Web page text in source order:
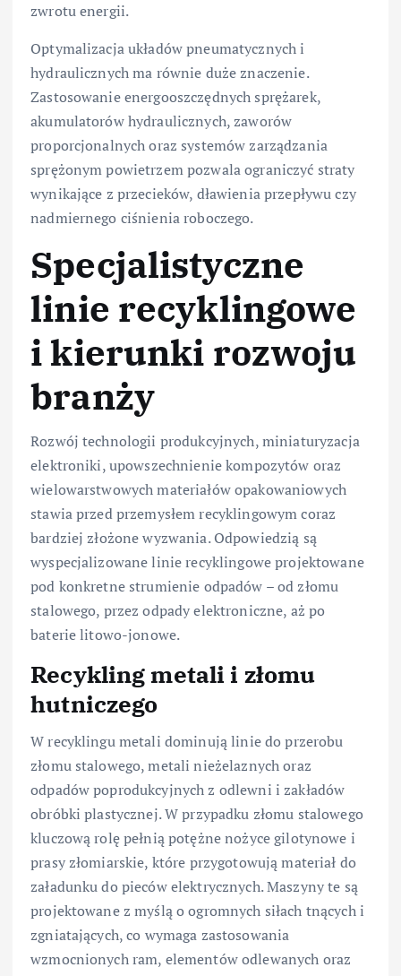
zwrotu energii.
Optymalizacja układów pneumatycznych i
hydraulicznych ma równie duże znaczenie.
Zastosowanie energooszczędnych sprężarek,
akumulatorów hydraulicznych, zaworów
proporcjonalnych oraz systemów zarządzania
sprężonym powietrzem pozwala ograniczyć straty
wynikające z przecieków, dławienia przepływu czy
nadmiernego ciśnienia roboczego.
Specjalistyczne
linie recyklingowe
i kierunki rozwoju
branży
Rozwój technologii produkcyjnych, miniaturyzacja
elektroniki, upowszechnienie kompozytów oraz
wielowarstwowych materiałów opakowaniowych
stawia przed przemysłem recyklingowym coraz
bardziej złożone wyzwania. Odpowiedzią są
wyspecjalizowane linie recyklingowe projektowane
pod konkretne strumienie odpadów – od złomu
stalowego, przez odpady elektroniczne, aż po
baterie litowo-jonowe.
Recykling metali i złomu
hutniczego
W recyklingu metali dominują linie do przerobu
złomu stalowego, metali nieżelaznych oraz
odpadów poprodukcyjnych z odlewni i zakładów
obróbki plastycznej. W przypadku złomu stalowego
kluczową rolę pełnią potężne nożyce gilotynowe i
prasy złomiarskie, które przygotowują materiał do
załadunku do pieców elektrycznych. Maszyny te są
projektowane z myślą o ogromnych siłach tnących i
zgniatających, co wymaga zastosowania
wzmocnionych ram, elementów odlewanych oraz